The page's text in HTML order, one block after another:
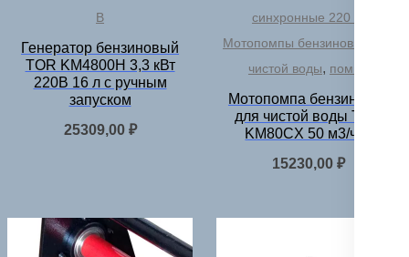
В
Генератор бензиновый
TOR KM4800H 3,3 кВт
220В 16 л с ручным
запуском
25309,00 ₽
синхронные 220 В
Мотопомпы бензиновые для
чистой воды, помпы
Мотопомпа бензиновая
для чистой воды TOR
KM80CX 50 м3/час
15230,00₽